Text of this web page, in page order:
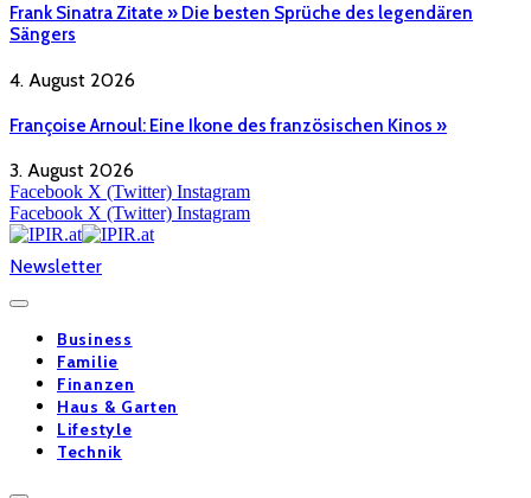
Frank Sinatra Zitate » Die besten Sprüche des legendären
Sängers
4. August 2026
Françoise Arnoul: Eine Ikone des französischen Kinos »
3. August 2026
Facebook X (Twitter) Instagram
Facebook X (Twitter) Instagram
Newsletter
Business
Familie
Finanzen
Haus & Garten
Lifestyle
Technik